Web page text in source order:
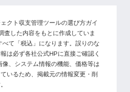
クト収支管理ツールの選び方ガイ
査した内容をもとに作成していま
て「税込」になります。誤りのな
は必ず各社公式HPに直接ご確認く
、システム情報の機能、価格等は
いるため、掲載元の情報変更・削